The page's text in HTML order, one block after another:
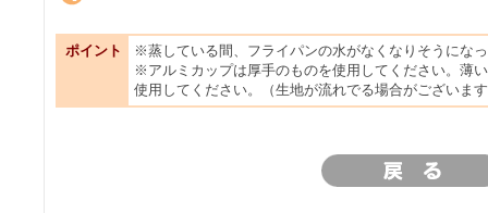
ポイント
※蒸している間、フライパンの水がなくなりそうにな
※アルミカップは厚手のものを使用してください。薄
使用してください。（生地が流れでる場合がございま